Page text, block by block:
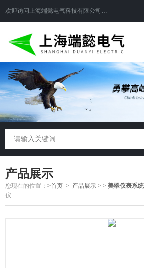
欢迎访问 上海端懿电气科技有限公司 网站！
产品展示
您现在的位置：>首页 > 产品展示 >>美翠仪表系统
仪